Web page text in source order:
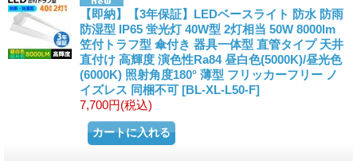
【即納】【3年保証】LEDベースライト 防水 防雨
防湿型 IP65 蛍光灯 40W型 2灯相当 50W 8000lm
笠付トラフ型 傘付き 器具一体型 直管タイプ 天井
直付け 高輝度 演色性Ra84 昼白色(5000K)/昼光色
(6000K) 照射角度180° 薄型 フリッカーフリー ノ
イズレス 同梱不可 [BL-XL-L50-F]
7,700円(税込)